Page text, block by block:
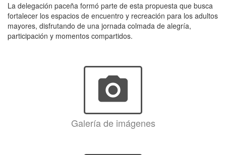
La delegación paceña formó parte de esta propuesta que busca
fortalecer los espacios de encuentro y recreación para los adultos
mayores, disfrutando de una jornada colmada de alegría,
participación y momentos compartidos.
photo_camera
Galería de imágenes